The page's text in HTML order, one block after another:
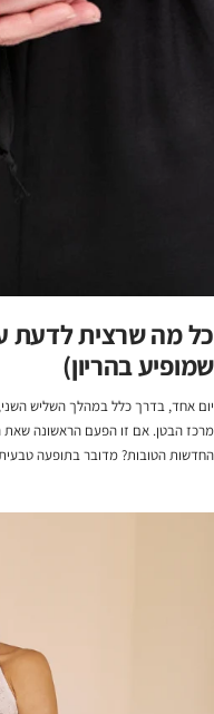
כל מה שרצית לדעת
שמופיע בהריון)
יום אחד, בדרך כלל במהלך השליש
מרכז הבטן. אם זו הפעם הראשונה שאת
החדשות הטובות? מדובר בתופעה טבעית